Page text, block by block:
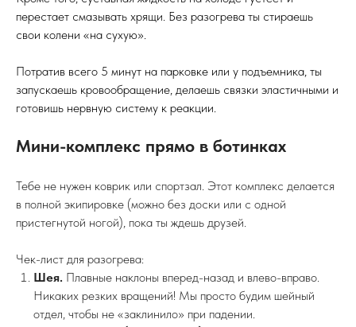
ХАЙБЕК: УБИЙЦА ИКРОНОЖНЫХ
МЫШЦ
регулировка наклона (Forward Lean).
Ошибка:Новички часто заваливают хайбек слишком
сильно вперед, думая, что это улучшит контроль.
Результат:Твои ноги всегда находятся в полусогнутом
под нагрузкой нон-стоп, даже когда ты просто стоишь.
Через 15 минут икры начинают гореть огнем, забиваются
мышцы, и ты не можешь продолжать спуск. Для начала
обучения ставь хайбек параллельно заднику ботинка — в